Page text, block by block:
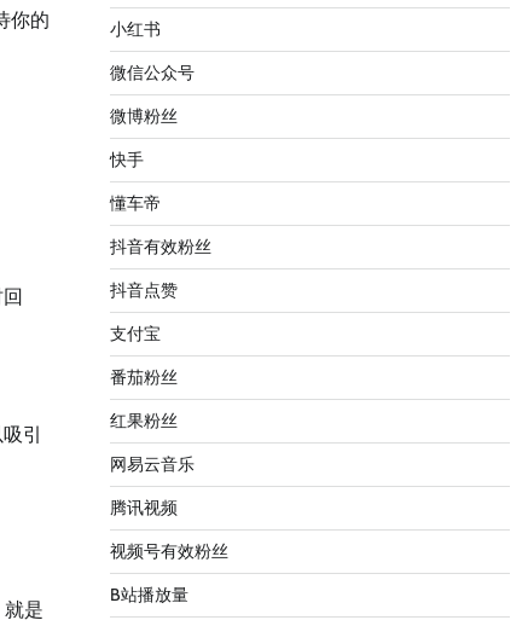
你的
引
是
小红书
微信公众号
微博粉丝
快手
懂车帝
抖音有效粉丝
抖音点赞
支付宝
番茄粉丝
红果粉丝
网易云音乐
腾讯视频
视频号有效粉丝
B站播放量